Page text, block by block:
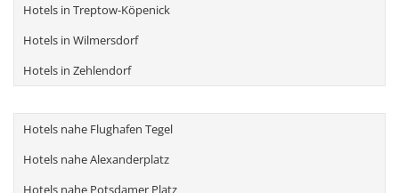
Hotels in Treptow-Köpenick
Hotels in Wilmersdorf
Hotels in Zehlendorf
Hotels nahe Flughafen Tegel
Hotels nahe Alexanderplatz
Hotels nahe Potsdamer Platz